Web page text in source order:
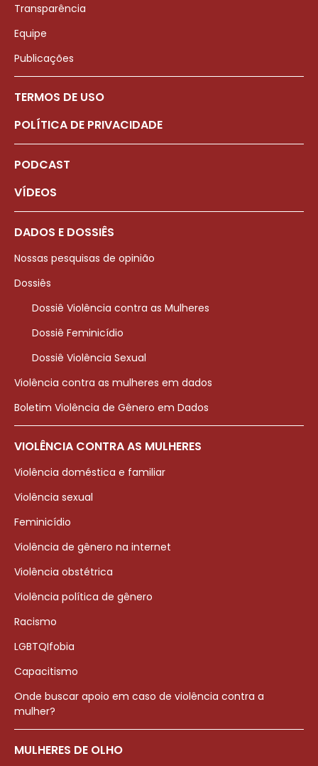
Transparência
Equipe
Publicações
TERMOS DE USO
POLÍTICA DE PRIVACIDADE
PODCAST
VÍDEOS
DADOS E DOSSIÊS
Nossas pesquisas de opinião
Dossiês
Dossiê Violência contra as Mulheres
Dossiê Feminicídio
Dossiê Violência Sexual
Violência contra as mulheres em dados
Boletim Violência de Gênero em Dados
VIOLÊNCIA CONTRA AS MULHERES
Violência doméstica e familiar
Violência sexual
Feminicídio
Violência de gênero na internet
Violência obstétrica
Violência política de gênero
Racismo
LGBTQIfobia
Capacitismo
Onde buscar apoio em caso de violência contra a
mulher?
MULHERES DE OLHO